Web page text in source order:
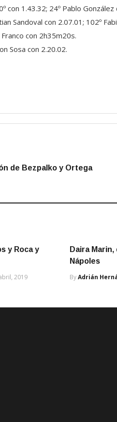
con 1.43.32; 24º Pablo
Sandoval con 2.07.01; 102º
con 2h35m20s.
Sosa con 2.20.02.
de Bezpalko y Ortega
y Roca y
2019
Daira
Nápoles
ByAdrián